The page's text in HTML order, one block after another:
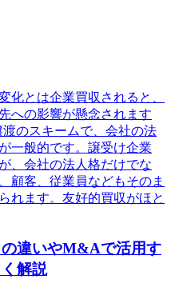
化とは企業買収されると、
への影響が懸念されます
のスキームで、会社の法
一般的です。譲受け企業
、会社の法人格だけでな
顧客、従業員などもそのま
れます。友好的買収がほと
違いやM&Aで活用す
解説